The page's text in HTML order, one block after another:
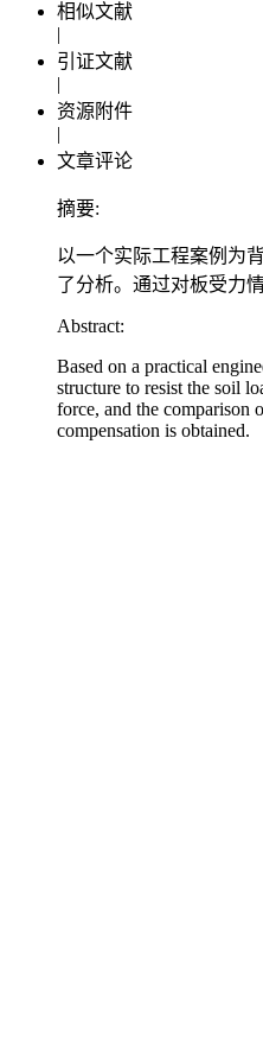
相似文献
|
引证文献
|
资源附件
|
文章评论
摘要:
以一个实际工程案例为
了分析。通过对板受力
Abstract:
Based on a practical
structure to resist the soil
force, and the comparison
compensation is obtained.